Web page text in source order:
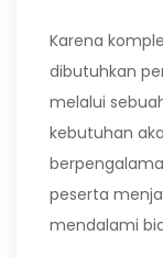
Karena
dibutuhkan
melalui
kebutuhan
peserta
mendalami